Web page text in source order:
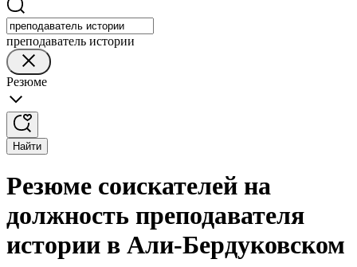
преподаватель истории
Резюме
Найти
Резюме соискателей на
должность преподавателя
истории в Али-Бердуковском